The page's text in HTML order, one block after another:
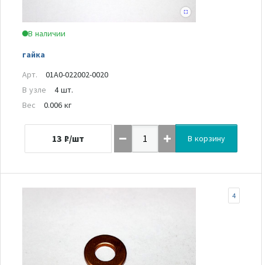
В наличии
гайка
Арт.
01A0-022002-0020
В узле
4 шт.
Вес
0.006 кг
13 ₽/шт В корзину
4